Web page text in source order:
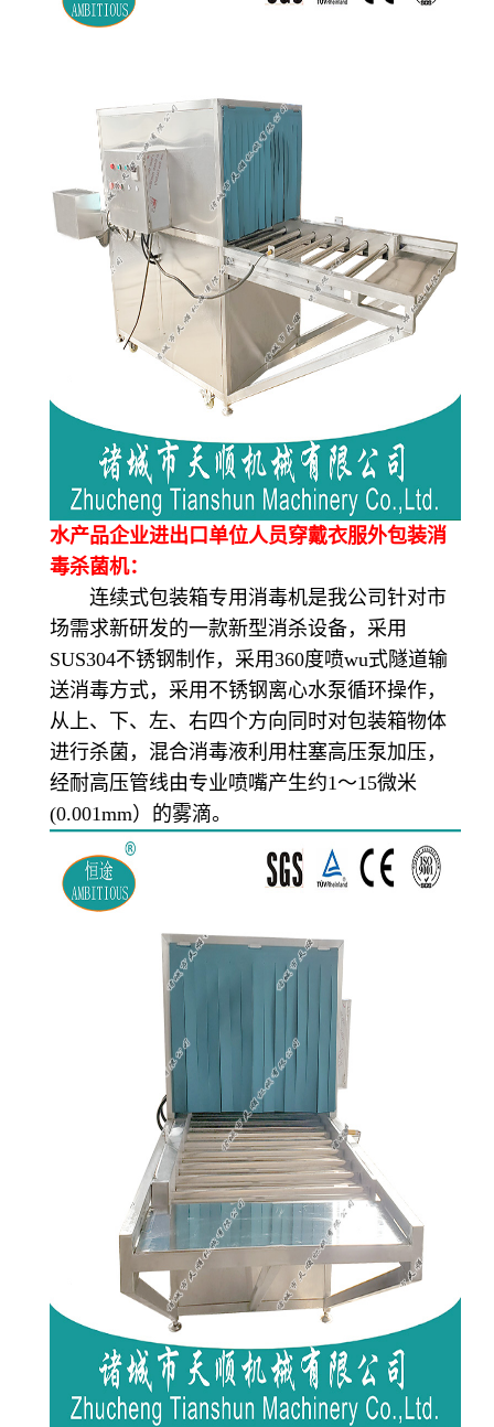
水产品企业进出口单位人员穿戴衣服外包装消
毒杀菌机：
连续式包装箱专用消毒机是我公司针对市
场需求新研发的一款新型消杀设备，采用
SUS304不锈钢制作，采用360度喷wu式隧道输
送消毒方式，采用不锈钢离心水泵循环操作，
从上、下、左、右四个方向同时对包装箱物体
进行杀菌，混合消毒液利用柱塞高压泵加压，
经耐高压管线由专业喷嘴产生约1～15微米
(0.001mm）的雾滴。